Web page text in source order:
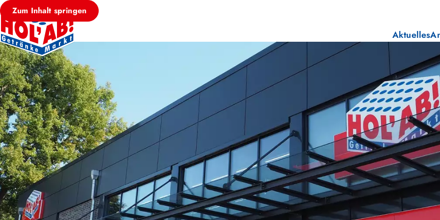
Zum Inhalt springen
Aktuelles
HOL’AB! MÄRKTE